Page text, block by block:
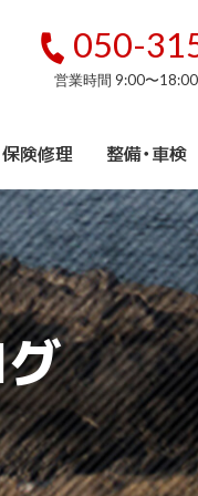
050-
営業時間 9:00〜
保険修理 整備・車検